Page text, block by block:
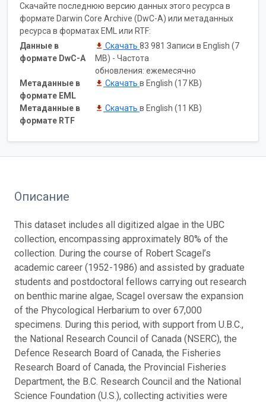
Скачайте последнюю версию данных этого ресурса в
формате Darwin Core Archive (DwC-A) или метаданных
ресурса в форматах EML или RTF:
Данные в
формате DwC-A
Скачать 83 981 Записи в English (7
MB) - Частота
обновления: ежемесячно
Метаданные в
формате EML
Скачать в English (17 KB)
Метаданные в
формате RTF
Скачать в English (11 KB)
Описание
This dataset includes all digitized algae in the UBC
collection, encompassing approximately 80% of the
collection. During the course of Robert Scagel’s
academic career (1952-1986) and assisted by graduate
students and postdoctoral fellows carrying out research
on benthic marine algae, Scagel oversaw the expansion
of the Phycological Herbarium to over 67,000
specimens. During this period, with support from U.B.C.,
the National Research Council of Canada (NSERC), the
Defence Research Board of Canada, the Fisheries
Research Board of Canada, the Provincial Fisheries
Department, the B.C. Research Council and the National
Science Foundation (U.S.), collecting activities were